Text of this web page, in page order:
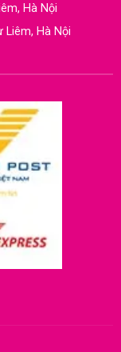
Hà Nội
Liêm, Hà Nội